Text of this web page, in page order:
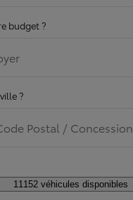
budget ?
?
Postal / Concession
11152 véhicules disponibles